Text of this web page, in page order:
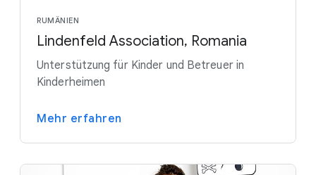
RUMÄNIEN
Lindenfeld Association, Romania
Unterstützung für Kinder und Betreuer in
Kinderheimen
Mehr erfahren